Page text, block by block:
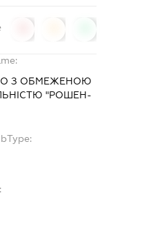
З ОБМЕЖЕНОЮ
"РОШЕН-